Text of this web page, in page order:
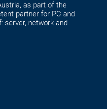
as part of the
partner for PC and
server, network and